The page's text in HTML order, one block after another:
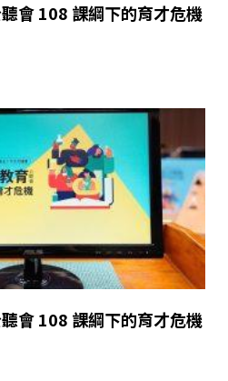
會 108 課綱下的育才危機
會 108 課綱下的育才危機